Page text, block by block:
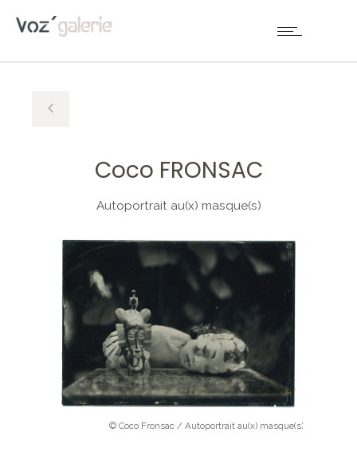
Coco FRONSAC
Autoportrait au(x) masque(s)
© Coco Fronsac / Autoportrait au(x) masque(s)